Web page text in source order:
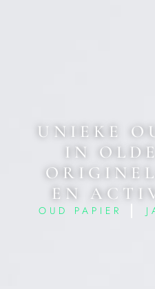
UNIEKE
IN
EN
OUD PAPIER